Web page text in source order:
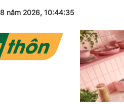
năm 2026, 10:44:36